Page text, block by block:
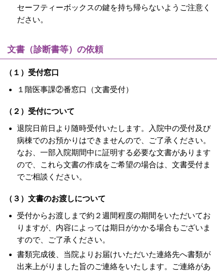
セーフティーボックスの鍵を持ち帰らないようご注意く
ださい。
文書（診断書等）の依頼
（１）受付窓口
１階医事課②番窓口（文書受付）
（２）受付について
退院日前日より随時受付いたします。入院中の受付及び
病棟でのお預かりはできませんので、ご了承ください。
なお、一部入院期間中に証明する必要な文書があります
ので、これら文書の作成をご希望の場合は、文書受付ま
でご相談ください。
（３）文書のお渡しについて
受付からお渡しまで約２週間程度の期間をいただいてお
りますが、内容によっては期日がかかる場合もございま
すので、ご了承ください。
書類完成後、当院よりお届けいただいた連絡先へ書類が
出来上がりました旨のご連絡をいたします。ご連絡があ